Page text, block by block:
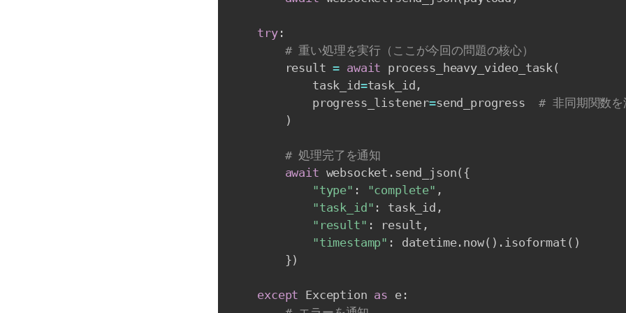
try:
# 重い処理を実行（ここが今回の問題の核心）
        result
= await process_heavy_video_task(
            task_id
=task_id ,
            progress_listener
=send_progress # 非同期関数を
)
# 処理完了を通知
await websocket . send_json( {
"type" : "complete" ,
"task_id" : task_id ,
"result" : result ,
"timestamp" : datetime. now( ) . isoformat ( )
})
except Exception as e: